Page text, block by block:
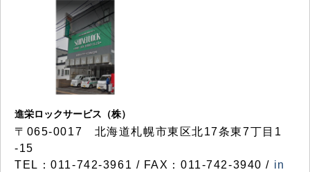
進栄ロックサービス（株）
〒065-0017 北海道札幌市東区北17条東7丁目1
-15
TEL：011-742-3961 / FAX：011-742-3940 / in